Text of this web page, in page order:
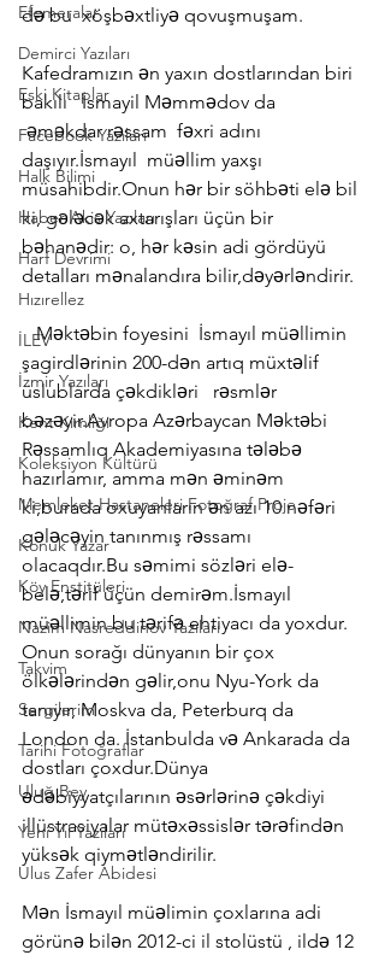
Efemeralar
Demirci Yazıları
Eski Kitaplar
Facebook Yazıları
Halk Bilimi
Haber Akis Yazıları
Harf Devrimi
Hızırellez
İLEV
İzmir Yazıları
Kent Kimliği
Koleksiyon Kültürü
Memleket Hastaneleri Fotoğraf Proje
Konuk Yazar
Köy Enstitüleri
Nazim Nasreddinov Yazıları
Takvim
Sergilerim
Tarihi Fotoğraflar
Uluğ Bey
Yeni Yıl Yazıları
Ulus Zafer Abidesi
də bu  xöşbəxtliyə qovuşmuşam.
Kafedramızın ən yaxın dostlarından biri
bakılı   İsmayil Məmmədov da
əməkdar rəssam  fəxri adını
daşıyır.İsmayıl  müəllim yaxşı
müsahibdir.Onun hər bir söhbəti elə bil
ki, gələcək axtarışları üçün bir
bəhanədir: o, hər kəsin adi gördüyü
detalları mənalandıra bilir,dəyərləndirir.
Məktəbin foyesini  İsmayıl müəllimin
şagirdlərinin 200-dən artıq müxtəlif
üslublarda çəkdikləri   rəsmlər
bəzəyir.Avropa Azərbaycan Məktəbi
Rəssamlıq Akademiyasına tələbə
hazırlamır, amma mən əminəm
ki,burada oxuyanların ən azı 10 nəfəri
gələcəyin tanınmış rəssamı
olacaqdır.Bu səmimi sözləri elə-
belə,tərif üçün demirəm.İsmayıl
müəllimin bu tərifə ehtiyacı da yoxdur.
Onun sorağı dünyanın bir çox
ölkələrindən gəlir,onu Nyu-York da
tanıyır, Moskva da, Peterburq da
London da. İstanbulda və Ankarada da
dostları çoxdur.Dünya
ədəbiyyatçılarının əsərlərinə çəkdiyi
illüstrasiyalar mütəxəssislər tərəfindən
yüksək qiymətləndirilir.
Mən İsmayıl müəlimin çoxlarına adi
görünə bilən 2012-ci il stolüstü , ildə 12